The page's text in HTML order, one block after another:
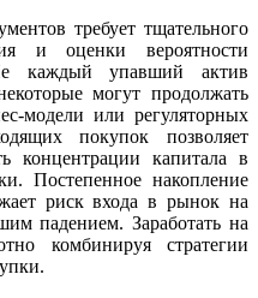
требует тщательного
и оценки вероятности
каждый упавший актив
могут продолжать
модели или регуляторных
покупок позволяет
концентрации капитала в
Постепенное накопление
риск входа в рынок на
падением. Заработать на
комбинируя стратегии